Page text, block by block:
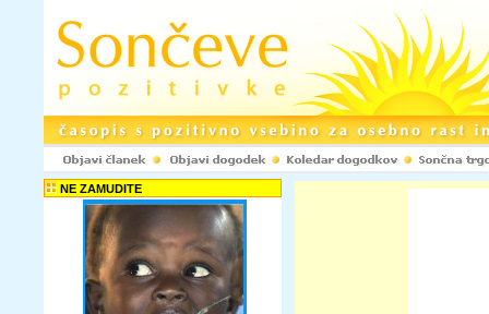
NE ZAMUDITE